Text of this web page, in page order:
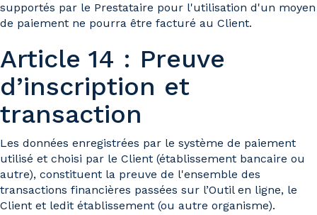
supportés par le Prestataire pour l'utilisation d'un moyen
de paiement ne pourra être facturé au Client.
Article 14 : Preuve
d’inscription et
transaction
Les données enregistrées par le système de paiement
utilisé et choisi par le Client (établissement bancaire ou
autre), constituent la preuve de l'ensemble des
transactions financières passées sur l’Outil en ligne, le
Client et ledit établissement (ou autre organisme).